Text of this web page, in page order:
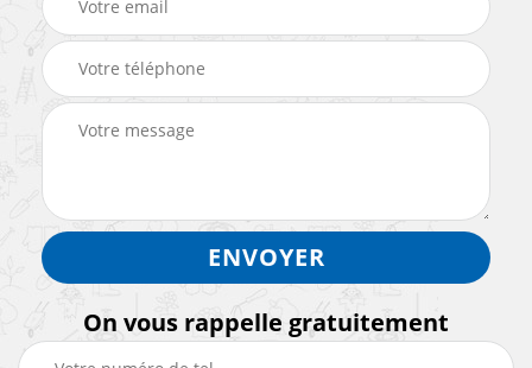
On vous rappelle gratuitement